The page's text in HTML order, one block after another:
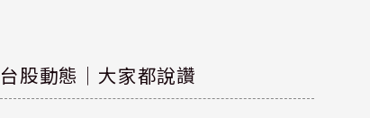
台股動態｜大家都說讚